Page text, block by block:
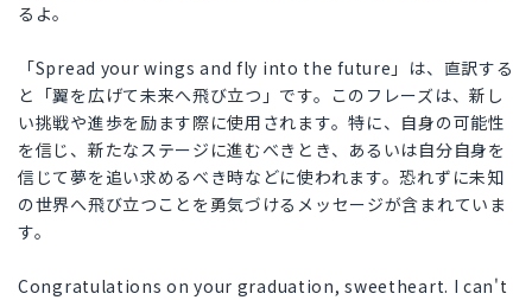
るよ。
「Spread your wings and fly into the future」は、直訳する
と「翼を広げて未来へ飛び立つ」です。このフレーズは、新し
い挑戦や進歩を励ます際に使用されます。特に、自身の可能性
を信じ、新たなステージに進むべきとき、あるいは自分自身を
信じて夢を追い求めるべき時などに使われます。恐れずに未知
の世界へ飛び立つことを勇気づけるメッセージが含まれていま
す。
Congratulations on your graduation, sweetheart. I can't